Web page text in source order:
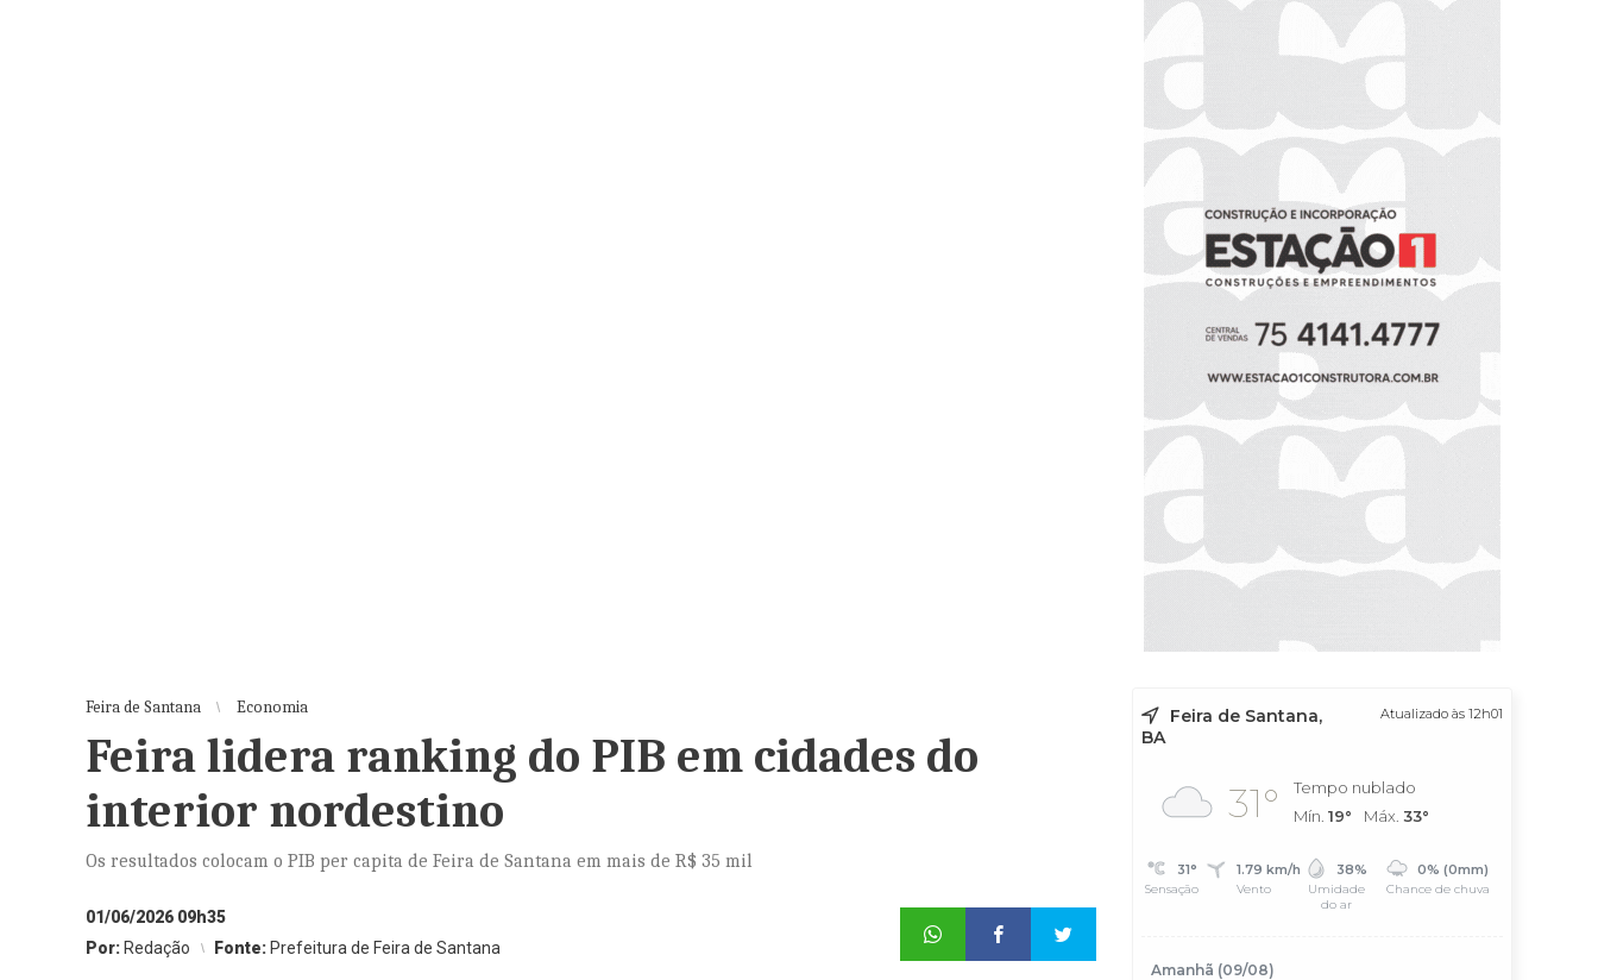
Feira de Santana Economia
Feira lidera ranking do PIB em cidades do
interior nordestino
Os resultados colocam o PIB per capita de Feira de Santana em mais de R$ 35 mil
01/06/2026 09h35
Por: Redação Fonte: Prefeitura de Feira de Santana
Feira de Santana,
BA
Atualizado às 12h01
31°
Tempo nublado
Mín. 19° Máx. 33°
31°
Sensação
1.79 km/h
Vento
38%
Umidade
do ar
0% (0mm)
Chance de chuva
Amanhã (09/08)